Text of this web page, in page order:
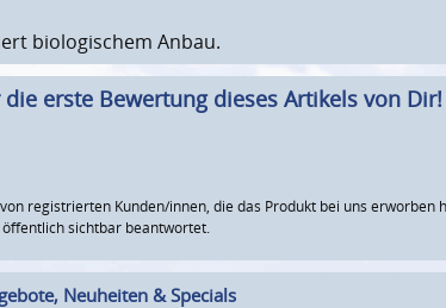
biologischem Anbau.
erste Bewertung dieses Artikels von Dir!
registrierten Kunden/innen, die das Produkt bei uns
sichtbar beantwortet.
Neuheiten & Specials